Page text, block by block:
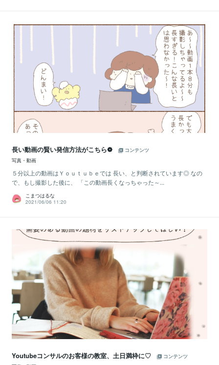
長い動画の賢い発信方法がこちら❁
コンテンツ
写真・動画
５分以上の動画はＹｏｕｔｕｂｅでは 長い、と判断されています◎ なの
で、もし撮影した後に、 「この動画長くなっちゃった～...
こまつはるな
2021/06/06 11:20
Youtubeコンサルのお客様の教室、土日満枠に♡
コンテンツ